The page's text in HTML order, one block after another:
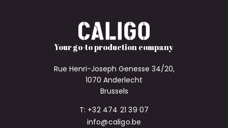
Your go-to production company
Rue Henri-Joseph Genesse 34/20,
1070 Anderlecht
Brussels
T: +32 474 21 39 07
info@caligo.be